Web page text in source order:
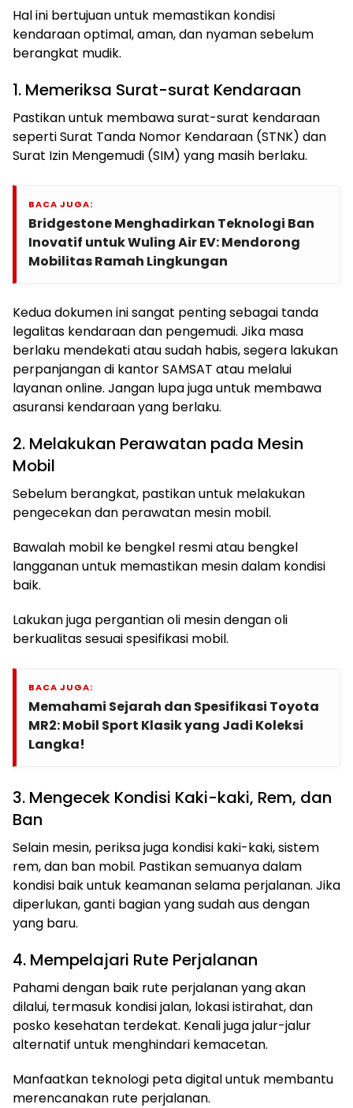
Hal ini bertujuan untuk memastikan kondisi
kendaraan optimal, aman, dan nyaman sebelum
berangkat mudik.
1. Memeriksa Surat-surat Kendaraan
Pastikan untuk membawa surat-surat kendaraan
seperti Surat Tanda Nomor Kendaraan (STNK) dan
Surat Izin Mengemudi (SIM) yang masih berlaku.
BACA JUGA:
Bridgestone Menghadirkan Teknologi Ban
Inovatif untuk Wuling Air EV: Mendorong
Mobilitas Ramah Lingkungan
Kedua dokumen ini sangat penting sebagai tanda
legalitas kendaraan dan pengemudi. Jika masa
berlaku mendekati atau sudah habis, segera lakukan
perpanjangan di kantor SAMSAT atau melalui
layanan online. Jangan lupa juga untuk membawa
asuransi kendaraan yang berlaku.
2. Melakukan Perawatan pada Mesin
Mobil
Sebelum berangkat, pastikan untuk melakukan
pengecekan dan perawatan mesin mobil.
Bawalah mobil ke bengkel resmi atau bengkel
langganan untuk memastikan mesin dalam kondisi
baik.
Lakukan juga pergantian oli mesin dengan oli
berkualitas sesuai spesifikasi mobil.
BACA JUGA:
Memahami Sejarah dan Spesifikasi Toyota
MR2: Mobil Sport Klasik yang Jadi Koleksi
Langka!
3. Mengecek Kondisi Kaki-kaki, Rem, dan
Ban
Selain mesin, periksa juga kondisi kaki-kaki, sistem
rem, dan ban mobil. Pastikan semuanya dalam
kondisi baik untuk keamanan selama perjalanan. Jika
diperlukan, ganti bagian yang sudah aus dengan
yang baru.
4. Mempelajari Rute Perjalanan
Pahami dengan baik rute perjalanan yang akan
dilalui, termasuk kondisi jalan, lokasi istirahat, dan
posko kesehatan terdekat. Kenali juga jalur-jalur
alternatif untuk menghindari kemacetan.
Manfaatkan teknologi peta digital untuk membantu
merencanakan rute perjalanan.